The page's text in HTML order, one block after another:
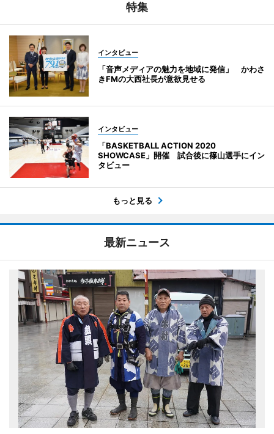
特集
インタビュー
「音声メディアの魅力を地域に発信」 かわさ
きFMの大西社長が意欲見せる
インタビュー
「BASKETBALL ACTION 2020
SHOWCASE」開催 試合後に篠山選手にイン
タビュー
もっと見る
最新ニュース